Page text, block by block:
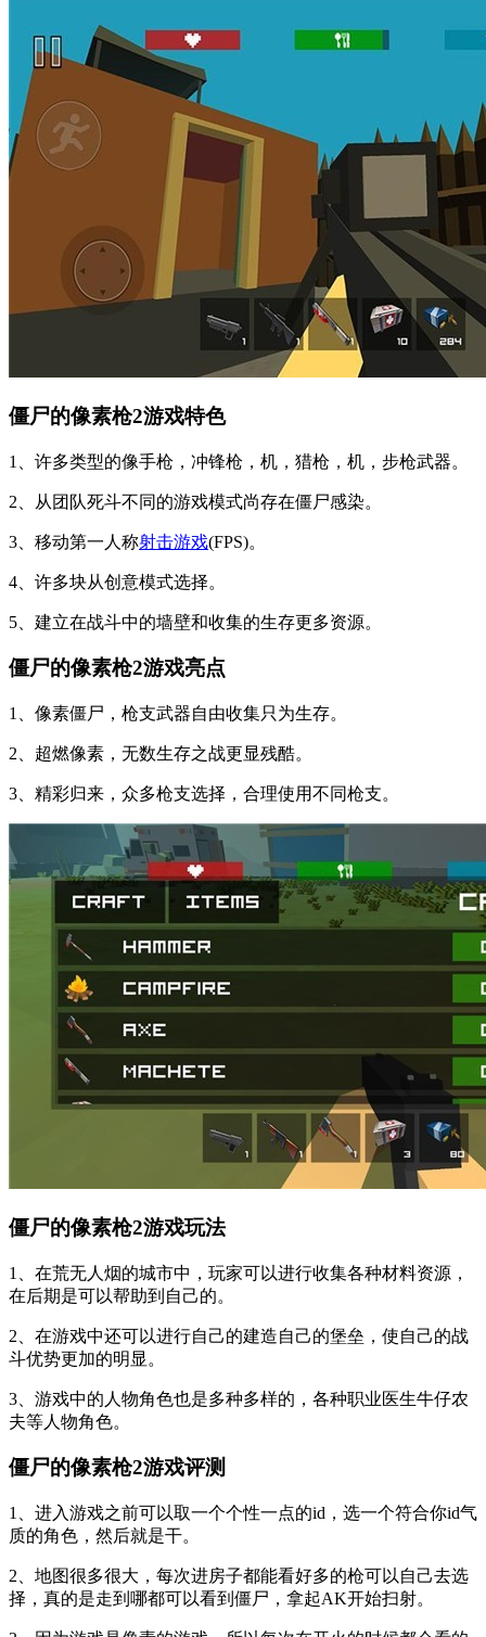
僵尸的像素枪2游戏特色
1、许多类型的像手枪，冲锋枪，机，猎枪，机，步枪武器。
2、从团队死斗不同的游戏模式尚存在僵尸感染。
3、移动第一人称射击游戏(FPS)。
4、许多块从创意模式选择。
5、建立在战斗中的墙壁和收集的生存更多资源。
僵尸的像素枪2游戏亮点
1、像素僵尸，枪支武器自由收集只为生存。
2、超燃像素，无数生存之战更显残酷。
3、精彩归来，众多枪支选择，合理使用不同枪支。
僵尸的像素枪2游戏玩法
1、在荒无人烟的城市中，玩家可以进行收集各种材料资源，
在后期是可以帮助到自己的。
2、在游戏中还可以进行自己的建造自己的堡垒，使自己的战
斗优势更加的明显。
3、游戏中的人物角色也是多种多样的，各种职业医生牛仔农
夫等人物角色。
僵尸的像素枪2游戏评测
1、进入游戏之前可以取一个个性一点的id，选一个符合你id气
质的角色，然后就是干。
2、地图很多很大，每次进房子都能看好多的枪可以自己去选
择，真的是走到哪都可以看到僵尸，拿起AK开始扫射。